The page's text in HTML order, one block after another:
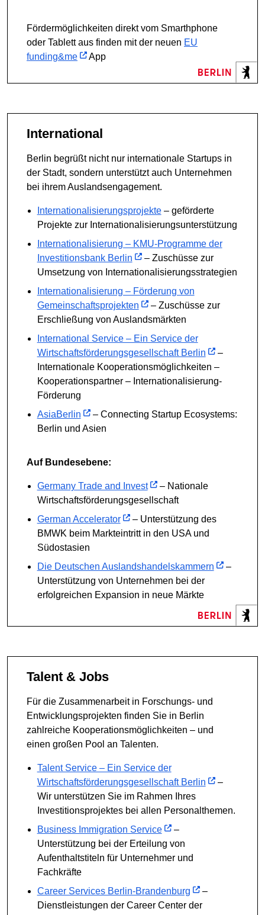
Fördermöglichkeiten direkt vom Smarthphone
oder Tablett aus finden mit der neuen EU
funding&me
App
International
Berlin begrüßt nicht nur internationale Startups in
der Stadt, sondern unterstützt auch Unternehmen
bei ihrem Auslandsengagement.
Internationalisierungsprojekte– geförderte
Projekte zur Internationalisierungsunterstützung
Internationalisierung – KMU-Programme der
Investitionsbank Berlin
– Zuschüsse zur
Umsetzung von Internationalisierungsstrategien
Internationalisierung – Förderung von
Gemeinschaftsprojekten
– Zuschüsse zur
Erschließung von Auslandsmärkten
International Service – Ein Service der
Wirtschaftsförderungsgesellschaft Berlin
–
Internationale Kooperationsmöglichkeiten –
Kooperationspartner – Internationalisierung-
Förderung
AsiaBerlin
– Connecting Startup Ecosystems:
Berlin und Asien
Auf Bundesebene:
Germany Trade and Invest
– Nationale
Wirtschaftsförderungsgesellschaft
German Accelerator
– Unterstützung des
BMWK beim Markteintritt in den USA und
Südostasien
Die Deutschen Auslandshandelskammern
–
Unterstützung von Unternehmen bei der
erfolgreichen Expansion in neue Märkte
Talent & Jobs
Für die Zusammenarbeit in Forschungs- und
Entwicklungsprojekten finden Sie in Berlin
zahlreiche Kooperationsmöglichkeiten – und
einen großen Pool an Talenten.
Talent Service – Ein Service der
Wirtschaftsförderungsgesellschaft Berlin
–
Wir unterstützen Sie im Rahmen Ihres
Investitionsprojektes bei allen Personalthemen.
Business Immigration Service
–
Unterstützung bei der Erteilung von
Aufenthaltstiteln für Unternehmer und
Fachkräfte
Career Services Berlin-Brandenburg
–
Dienstleistungen der Career Center der